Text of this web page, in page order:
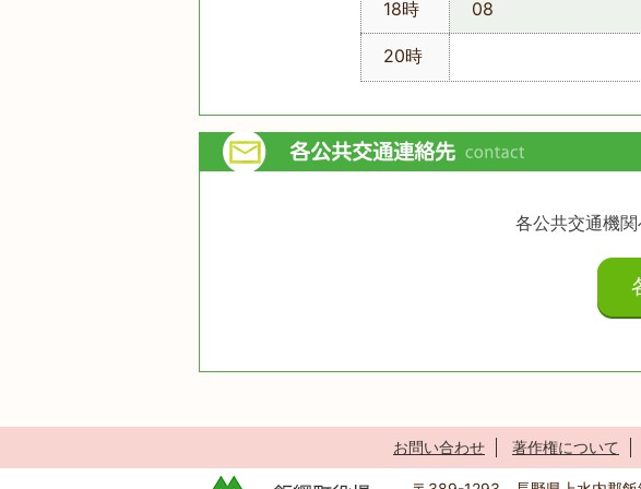
18時 08
20時
各公共交通機関
お問い合わせ 著作権について